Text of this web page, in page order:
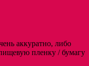
аккуратно, либо
пленку / бумагу